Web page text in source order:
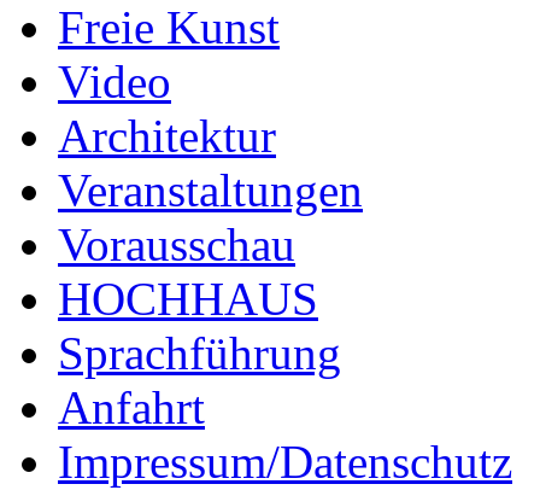
Freie Kunst
Video
Architektur
Veranstaltungen
Vorausschau
HOCHHAUS
Sprachführung
Anfahrt
Impressum/Datenschutz